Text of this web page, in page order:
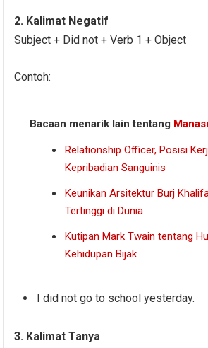
2. Kalimat Negatif
Subject + Did not + Verb 1 + Object
Contoh:
Bacaan menarik lain tentang
Relationship Officer, Posisi
Kepribadian Sanguinis
Keunikan Arsitektur Burj
Tertinggi di Dunia
Kutipan Mark Twain tentang
Kehidupan Bijak
I did not go to school yesterday.
3. Kalimat Tanya